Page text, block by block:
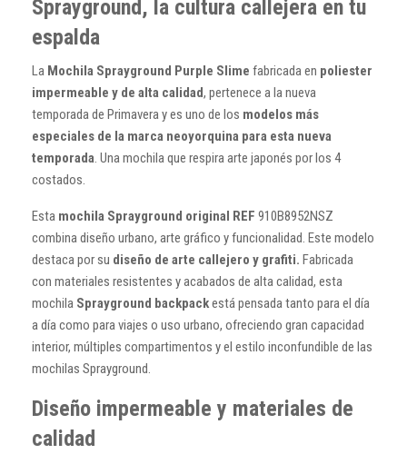
Sprayground, la cultura callejera en tu
espalda
La Mochila Sprayground Purple Slime fabricada en poliester
impermeable y de alta calidad, pertenece a la nueva
temporada de Primavera y es uno de los modelos más
especiales de la marca neoyorquina para esta nueva
temporada. Una mochila que respira arte japonés por los 4
costados.
Esta mochila Sprayground original REF 910B8952NSZ
combina diseño urbano, arte gráfico y funcionalidad. Este modelo
destaca por su diseño de arte callejero y grafiti. Fabricada
con materiales resistentes y acabados de alta calidad, esta
mochila Sprayground backpackestá pensada tanto para el día
a día como para viajes o uso urbano, ofreciendo gran capacidad
interior, múltiples compartimentos y el estilo inconfundible de las
mochilas Sprayground.
Diseño impermeable y materiales de
calidad